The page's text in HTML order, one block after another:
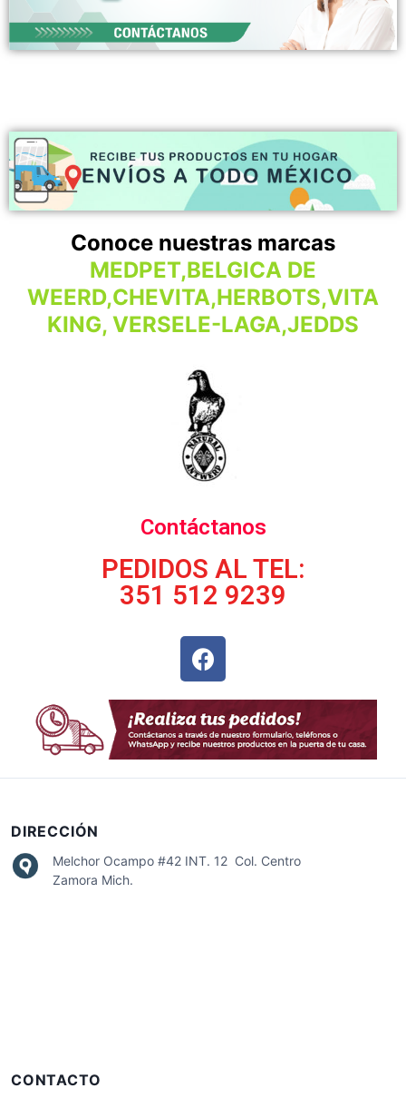
Conoce nuestras marcas
MEDPET,BELGICA DE
WEERD,CHEVITA,HERBOTS,VITA
KING, VERSELE-LAGA,JEDDS
Contáctanos
PEDIDOS AL TEL:
351 512 9239
DIRECCIÓN
Melchor Ocampo #42 INT. 12 Col. Centro
Zamora Mich.
CONTACTO